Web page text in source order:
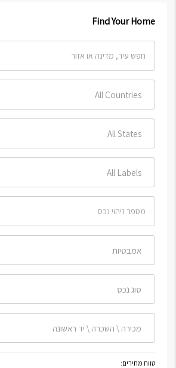
Find Your Home
All Countries
All States
All Labels
אמבטיות
סוג נכס
מכירה \ השכרה \ יד ראשונה
טווח מחירים: